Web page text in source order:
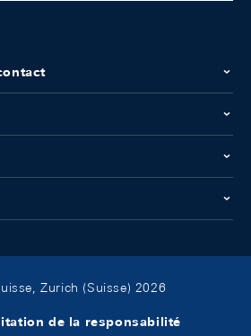
Zurich (Suisse) 2026
de la responsabilité